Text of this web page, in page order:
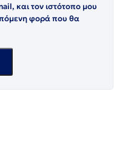
και τον ιστότοπο μου
φορά που θα